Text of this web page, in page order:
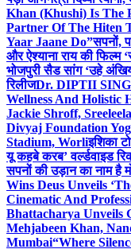
Khan (Khushi) Is The
Partner Of The Hiten
Yaar Jaane Do”सपनों,
और ऐश्याना राय की फिल्म
भोजपुरी सैड सांग ‘उहे
रिलीजDr. DIPTII
Wellness And Holistic
Jackie Shroff,
Divyaj Foundation
Stadium, Worliइशिका
यू कहबे करब’ वर्ल्डवाइड
सपनों की उड़ान का नाम है
Wins Deus Unveils
Cinematic And
Bhattacharya Unveils
Mehjabeen Khan,
Mumbai“Where